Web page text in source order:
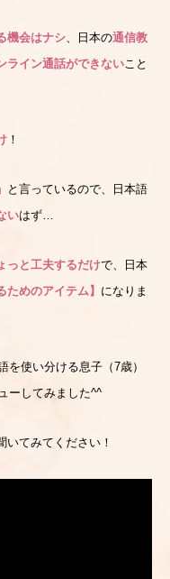
機会はナシ、日本の通信教
ライン通話ができないこと
！
と言っているので、日本語
いはず…
っと工夫するだけで、日本
ためのアイテム】 になりま
使い分ける息子（7歳）
ーしてみました^^
てみてください！